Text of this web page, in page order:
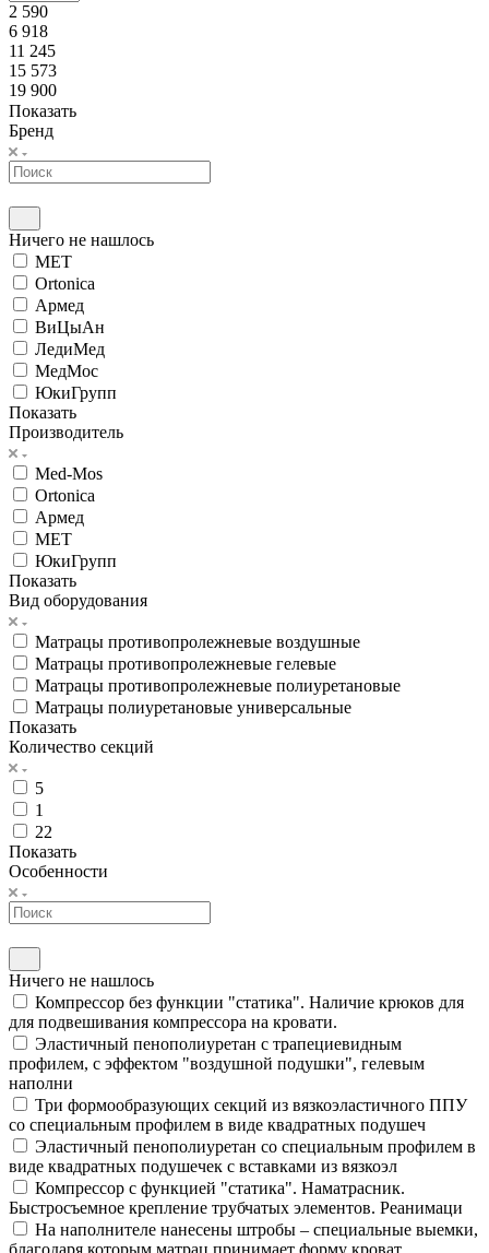
2 590
6 918
11 245
15 573
19 900
Показать
Бренд
Ничего не нашлось
MET
Ortonica
Армед
ВиЦыАн
ЛедиМед
МедМос
ЮкиГрупп
Показать
Производитель
Med-Mos
Ortonica
Армед
МЕТ
ЮкиГрупп
Показать
Вид оборудования
Матрацы противопролежневые воздушные
Матрацы противопролежневые гелевые
Матрацы противопролежневые полиуретановые
Матрацы полиуретановые универсальные
Показать
Количество секций
5
1
22
Показать
Особенности
Ничего не нашлось
Компрессор без функции "статика". Наличие крюков для
для подвешивания компрессора на кровати.
Эластичный пенополиуретан с трапециевидным
профилем, с эффектом "воздушной подушки", гелевым
наполни
Три формообразующих секций из вязкоэластичного ППУ
со специальным профилем в виде квадратных подушеч
Эластичный пенополиуретан со специальным профилем в
виде квадратных подушечек с вставками из вязкоэл
Компрессор с функцией "статика". Наматрасник.
Быстросъемное крепление трубчатых элементов. Реанимаци
На наполнителе нанесены штробы – специальные выемки,
благодаря которым матрац принимает форму кроват